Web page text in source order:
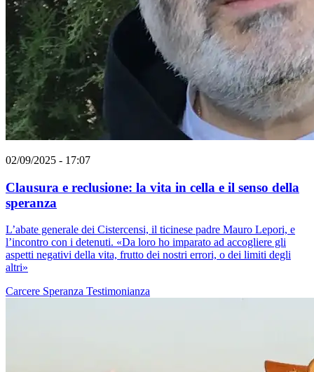
02/09/2025 - 17:07
Clausura e reclusione: la vita in cella e il senso della
speranza
L’abate generale dei Cistercensi, il ticinese padre Mauro Lepori, e
l’incontro con i detenuti. «Da loro ho imparato ad accogliere gli
aspetti negativi della vita, frutto dei nostri errori, o dei limiti degli
altri»
Carcere Speranza Testimonianza